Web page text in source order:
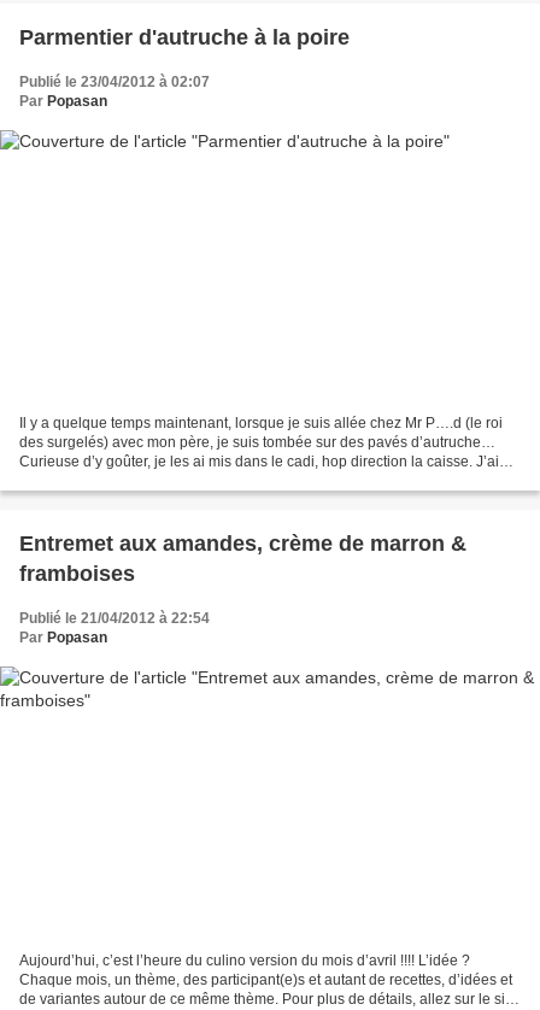
Parmentier d'autruche à la poire
Publié le 23/04/2012 à 02:07
Par Popasan
Il y a quelque temps maintenant, lorsque je suis allée chez Mr P….d (le roi
des surgelés) avec mon père, je suis tombée sur des pavés d’autruche…
Curieuse d’y goûter, je les ai mis dans le cadi, hop direction la caisse. J’ai
Entremet aux amandes, crème de marron &
framboises
Publié le 21/04/2012 à 22:54
Par Popasan
Aujourd’hui, c’est l’heure du culino version du mois d’avril !!!! L’idée ?
Chaque mois, un thème, des participant(e)s et autant de recettes, d’idées et
de variantes autour de ce même thème. Pour plus de détails, allez sur le site